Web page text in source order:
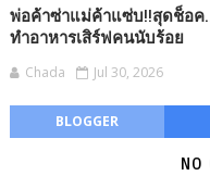
พ่อค้าซ่าแม่ค้าแซ่บ!!สุดช็อค
ทำอาหารเสิร์ฟคนนับร้อย
Chada Jul 30, 2026
BLOGGER
NO